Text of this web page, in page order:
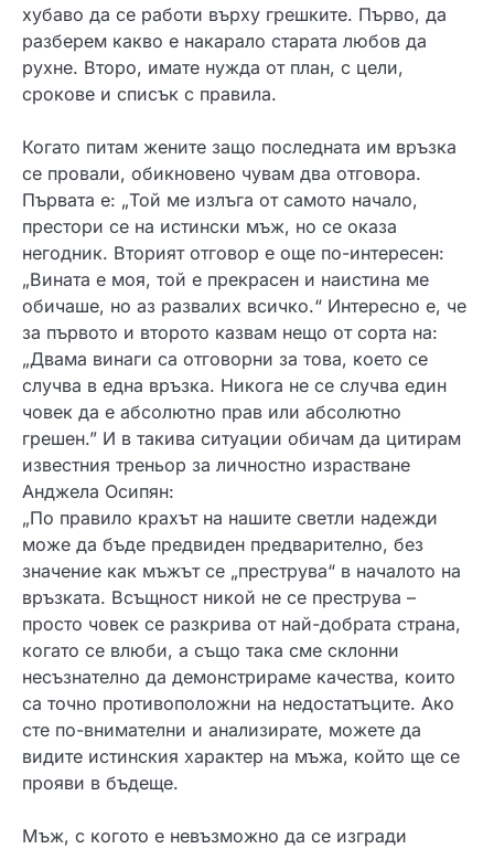
хубаво да се работи върху грешките. Първо, да
разберем какво е накарало старата любов да
рухне. Второ, имате нужда от план, с цели,
срокове и списък с правила.
Когато питам жените защо последната им връзка
се провали, обикновено чувам два отговора.
Първата е: „Той ме излъга от самото начало,
престори се на истински мъж, но се оказа
негодник. Вторият отговор е още по-интересен:
„Вината е моя, той е прекрасен и наистина ме
обичаше, но аз развалих всичко.“ Интересно е, че
за първото и второто казвам нещо от сорта на:
„Двама винаги са отговорни за това, което се
случва в една връзка. Никога не се случва един
човек да е абсолютно прав или абсолютно
грешен.” И в такива ситуации обичам да цитирам
известния треньор за личностно израстване
Анджела Осипян:
„По правило крахът на нашите светли надежди
може да бъде предвиден предварително, без
значение как мъжът се „преструва“ в началото на
връзката. Всъщност никой не се преструва –
просто човек се разкрива от най-добрата страна,
когато се влюби, а също така сме склонни
несъзнателно да демонстрираме качества, които
са точно противоположни на недостатъците. Ако
сте по-внимателни и анализирате, можете да
видите истинския характер на мъжа, който ще се
прояви в бъдеще.
Мъж, с когото е невъзможно да се изгради